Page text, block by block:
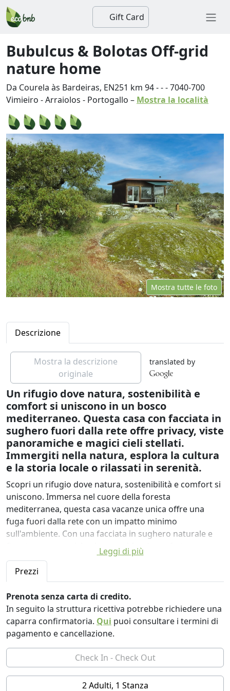
Gift Card
Bubulcus & Bolotas Off-grid
nature home
Da Courela às Bardeiras, EN251 km 94 - --7040-700
Vimieiro -Arraiolos - Portogallo – Mostra la località
Mostra tutte le foto
Descrizione
Mostra la descrizione
originale
translated by
Un rifugio dove natura, sostenibilità e
comfort si uniscono in un bosco
mediterraneo. Questa casa con facciata in
sughero fuori dalla rete offre privacy, viste
panoramiche e magici cieli stellati.
Immergiti nella natura, esplora la cultura
e la storia locale o rilassati in serenità.
Scopri un rifugio dove natura, sostenibilità e comfort si
uniscono. Immersa nel cuore della foresta
mediterranea, questa casa vacanze unica offre una
fuga fuori dalla rete con un impatto minimo
sull'ambiente. Con una facciata in sughero naturale e
finestre panoramiche, la casa si fonde perfettamente
con l'ambiente circostante, garantendo privacy e
armonia con il paesaggio. Rilassati sulla spaziosa
terrazza e ammira viste mozzafiato su tre castelli
storici. Di notte, ammira gli splendidi cieli stellati, privi di
inquinamento luminoso, che offrono un'esperienza
magica per gli amanti delle stelle. Completamente
alimentata da energia rinnovabile e progettata in modo
natura senza rinunciare al comfort. Goditi il ricco
patrimonio culturale della regione, esplora la storia
locale o semplicemente rilassati in pacifica solitudine.
Leggi di più
Prezzi
Prenota senza carta di credito.
In seguito la struttura ricettiva potrebbe richiedere una
caparra confirmatoria. Qui puoi consultare i termini di
pagamento e cancellazione.
2 Adulti, 1 Stanza